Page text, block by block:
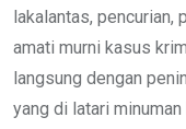
lakalantas, pencurian,
amati murni kasus
langsung dengan
yang di latari